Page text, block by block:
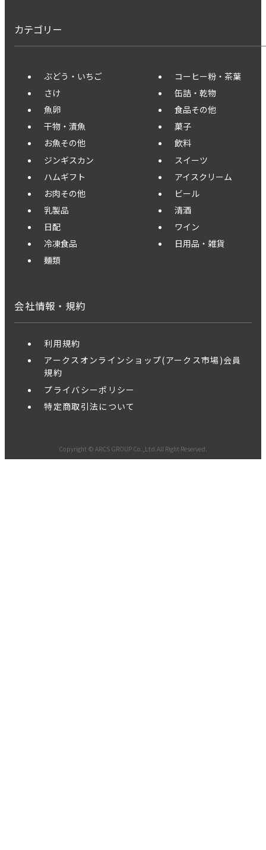
カテゴリー
ぶどう・いちご
さけ
魚卵
干物・漬魚
お魚その他
ジンギスカン
ハムギフト
お肉その他
乳製品
日配
冷凍食品
麺類
コーヒー粉・茶葉
缶詰・乾物
食品その他
菓子
飲料
スイーツ
アイスクリーム
ビール
清酒
ワイン
日用品・雑貨
会社情報・規約
利用規約
アークスオンラインショップ(アークス市場)会員
規約
プライバシーポリシー
特定商取引法について
Copyright © ARCS GROUP Co.,Ltd.All Right Reserved.